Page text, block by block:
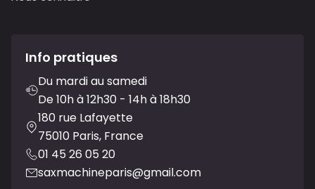
Info pratiques
Du mardi au samedi
De 10h à 12h30 - 14h à 18h30
180 rue Lafayette
75010 Paris, France
01 45 26 05 20
saxmachineparis@gmail.com